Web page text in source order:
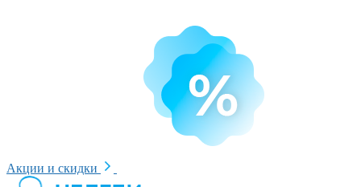
Акции и скидки